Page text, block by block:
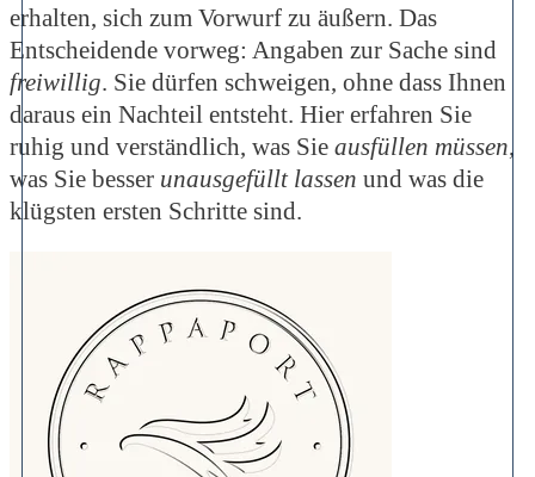
erhalten, sich zum Vorwurf zu äußern. Das
Entscheidende vorweg: Angaben zur Sache sind
freiwillig. Sie dürfen schweigen, ohne dass Ihnen
daraus ein Nachteil entsteht. Hier erfahren Sie
ruhig und verständlich, was Sie ausfüllen müssen,
was Sie besser unausgefüllt lassen und was die
klügsten ersten Schritte sind.